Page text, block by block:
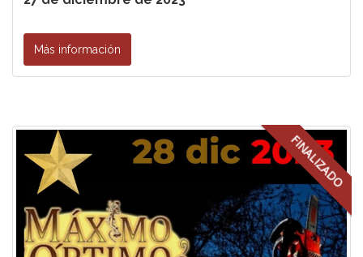
Más información
FINALIZADO